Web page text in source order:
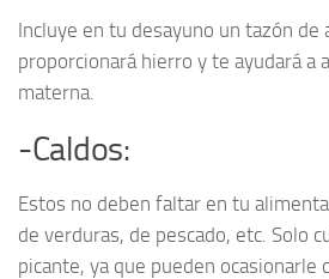
Incluye en tu desayuno un tazón de
proporcionará hierro y te ayudará a
materna.
-Caldos:
Estos no deben faltar en tu
de verduras, de pescado, etc. Solo
picante, ya que pueden ocasionarle